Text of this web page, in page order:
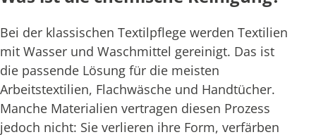
Bei der klassischen Textilpflege werden Textilien
mit Wasser und Waschmittel gereinigt. Das ist
die passende Lösung für die meisten
Arbeitstextilien, Flachwäsche und Handtücher.
Manche Materialien vertragen diesen Prozess
jedoch nicht: Sie verlieren ihre Form, verfärben